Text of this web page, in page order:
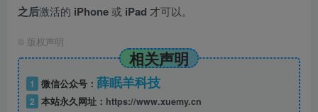
之后激活的 iPhone或 iPad 才可以。
© 版权声明
相关声明
1 微信公众号： 薛眠羊科技
2 本站永久网址： https://www.xuemy.cn